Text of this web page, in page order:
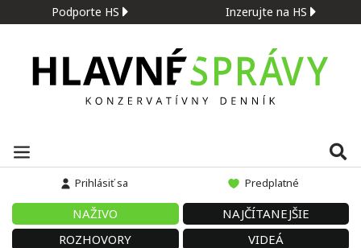
Podporte HS Inzerujte na HS
Prihlásiť sa Predplatné
NAŽIVO
NAJČÍTANEJŠIE
ROZHOVORY
VIDEÁ